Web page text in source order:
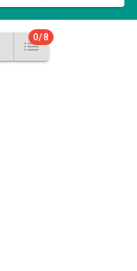
0/8